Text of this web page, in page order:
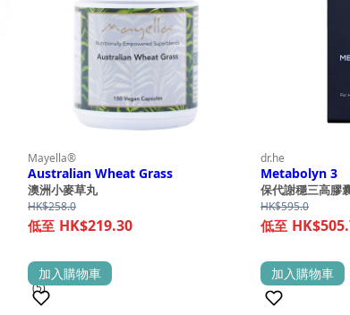
Mayella®
Australian Wheat Grass
澳洲小麥草丸
HK$258.0
HK$219.30
(5)
加入購物車
dr.he
Metabolyn 3
保代謝穩三高膠
HK$595.0
(0)
加入購物車